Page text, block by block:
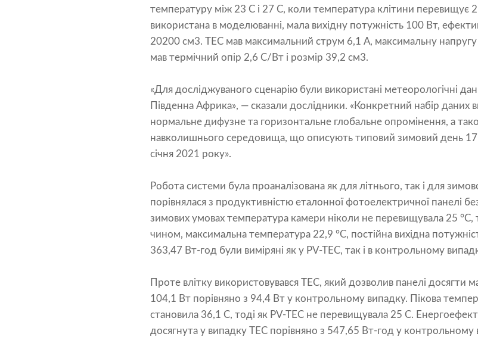
температуру між 23 C і 27 C, коли температура клітини перевищує
використана в моделюванні, мала вихідну потужність 100 Вт,
20200 см3. ТЕС мав максимальний струм 6,1 А, максимальну напругу
мав термічний опір 2,6 C/Вт і розмір 39,2 см3.
«Для досліджуваного сценарію були використані метеорологічні
Південна Африка», — сказали дослідники. «Конкретний набір даних
нормальне дифузне та горизонтальне глобальне опромінення, а
навколишнього середовища, що описують типовий зимовий день 17
січня 2021 року».
Робота системи була проаналізована як для літнього, так і для
порівнялася з продуктивністю еталонної фотоелектричної панелі
зимових умовах температура камери ніколи не перевищувала 25
чином, максимальна температура 22,9 °C, постійна вихідна
363,47 Вт-год були виміряні як у PV-TEC, так і в контрольному
Проте влітку використовувався TEC, який дозволив панелі досягти
104,1 Вт порівняно з 94,4 Вт у контрольному випадку. Пікова
становила 36,1 C, тоді як PV-TEC не перевищувала 25 C.
досягнута у випадку TEC порівняно з 547,65 Вт-год у контрольному